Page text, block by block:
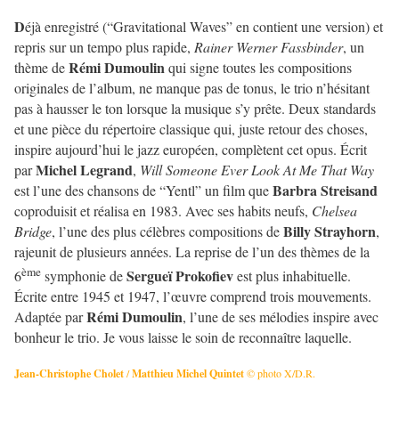
Déjà enregistré (“Gravitational Waves” en contient une version) et
repris sur un tempo plus rapide, Rainer Werner Fassbinder, un
thème deRémi Dumoulinqui signe toutes les compositions
originales de l’album, ne manque pas de tonus, le trio n’hésitant
pas à hausser le ton lorsque la musique s’y prête. Deux standards
et une pièce du répertoire classique qui, juste retour des choses,
inspire aujourd’hui le jazz européen, complètent cet opus. Écrit
parMichel Legrand, Will Someone Ever Look At Me That Way
est l’une des chansons de “Yentl” un film queBarbra Streisand
coproduisit et réalisa en 1983. Avec ses habits neufs, Chelsea
Bridge, l’une des plus célèbres compositions deBilly Strayhorn,
rajeunit de plusieurs années. La reprise de l’un des thèmes de la
6ème symphonie deSergueï Prokofievest plus inhabituelle.
Écrite entre 1945 et 1947, l’œuvre comprend trois mouvements.
Adaptée parRémi Dumoulin, l’une de ses mélodies inspire avec
bonheur le trio. Je vous laisse le soin de reconnaître laquelle.
Jean-Christophe Cholet/Matthieu Michel Quintet© photo X/D.R.